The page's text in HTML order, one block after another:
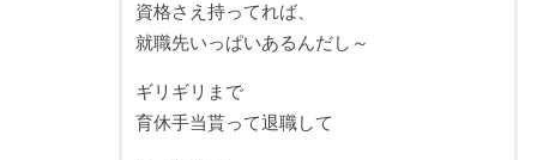
資格さえ持ってれば、
就職先いっぱいあるんだし～
ギリギリまで
育休手当貰って退職して